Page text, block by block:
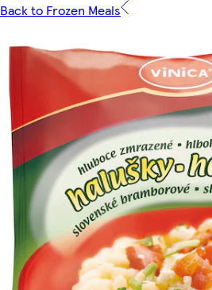
Back to Frozen Meals